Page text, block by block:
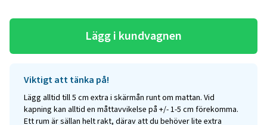
Lägg i kundvagnen
Viktigt att tänka på!
Lägg alltid till 5 cm extra i skärmån runt om mattan. Vid
kapning kan alltid en måttavvikelse på +/- 1-5 cm förekomma.
Ett rum är sällan helt rakt, därav att du behöver lite extra